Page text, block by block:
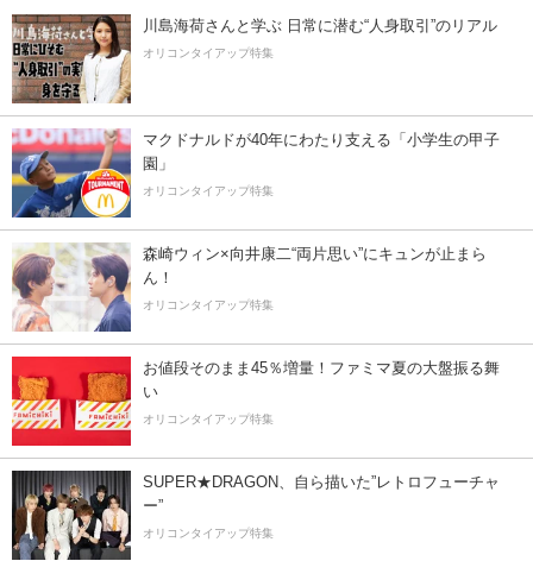
川島海荷さんと学ぶ 日常に潜む“人身取引”のリアル
オリコンタイアップ特集
マクドナルドが40年にわたり支える「小学生の甲子
園」
オリコンタイアップ特集
森崎ウィン×向井康二“両片思い”にキュンが止まら
ん！
オリコンタイアップ特集
お値段そのまま45％増量！ファミマ夏の大盤振る舞
い
オリコンタイアップ特集
SUPER★DRAGON、自ら描いた”レトロフューチャ
ー”
オリコンタイアップ特集